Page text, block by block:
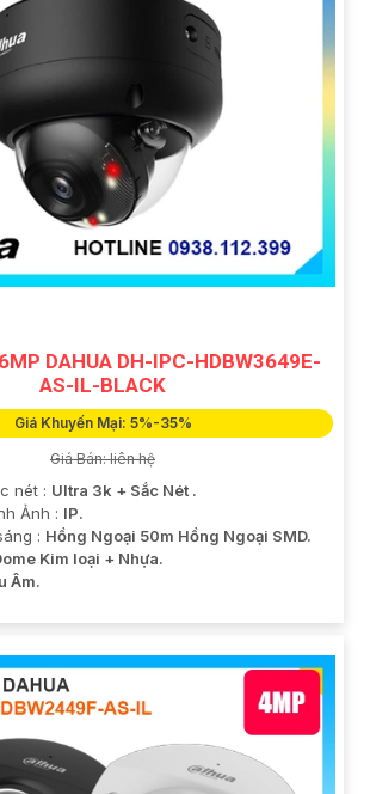
DAHUA DH-IPC-HDBW3649E-
AS-IL-BLACK
Giá Khuyến Mại: 5%-35%
Giá Bán: liên hệ
nét : Ultra 3k + Sắc Nét .
Ảnh : IP.
: Hồng Ngoại 50m Hồng Ngoại SMD.
Kim loại + Nhựa.
Âm.